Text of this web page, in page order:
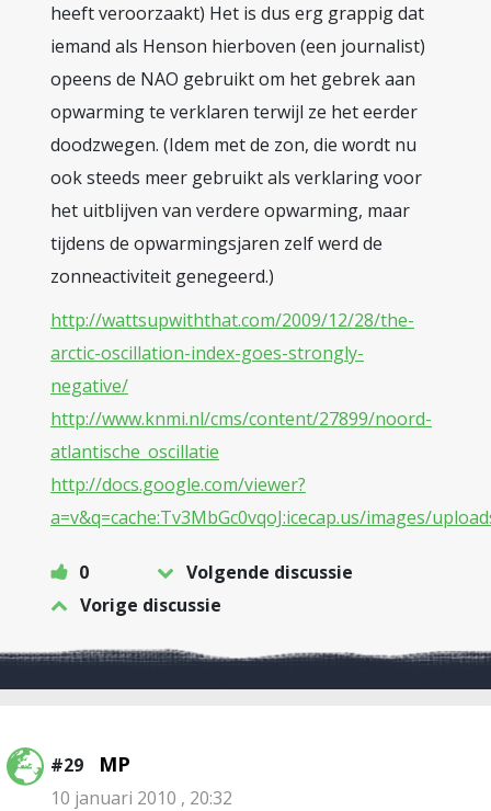
heeft veroorzaakt) Het is dus erg grappig dat
iemand als Henson hierboven (een journalist)
opeens de NAO gebruikt om het gebrek aan
opwarming te verklaren terwijl ze het eerder
doodzwegen. (Idem met de zon, die wordt nu
ook steeds meer gebruikt als verklaring voor
het uitblijven van verdere opwarming, maar
tijdens de opwarmingsjaren zelf werd de
zonneactiviteit genegeerd.)
http://wattsupwiththat.com/2009/12/28/the-
arctic-oscillation-index-goes-strongly-
negative/
http://www.knmi.nl/cms/content/27899/noord-
atlantische_oscillatie
http://docs.google.com/viewer?
a=v&q=cache:Tv3MbGc0vqoJ:icecap.us/images/
0
Volgende discussie
Vorige discussie
#29 MP
10 januari 2010 , 20:32